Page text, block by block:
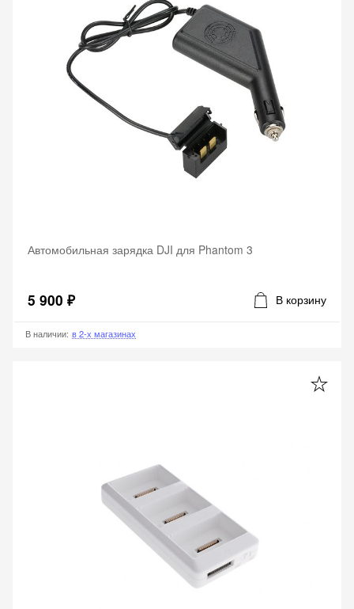
Автомобильная зарядка DJI для Phantom 3
5 900 ₽ В корзину
В наличии: в 2-х магазинах